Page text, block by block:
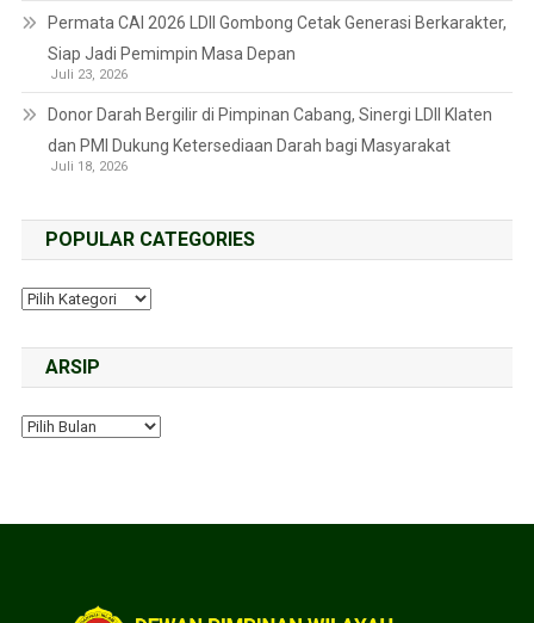
Permata CAI 2026 LDII Gombong Cetak Generasi Berkarakter,
Siap Jadi Pemimpin Masa Depan
Juli 23, 2026
Donor Darah Bergilir di Pimpinan Cabang, Sinergi LDII Klaten
dan PMI Dukung Ketersediaan Darah bagi Masyarakat
Juli 18, 2026
POPULAR CATEGORIES
ARSIP